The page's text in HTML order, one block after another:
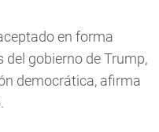
en forma
gobierno de Trump,
democrática, afirma